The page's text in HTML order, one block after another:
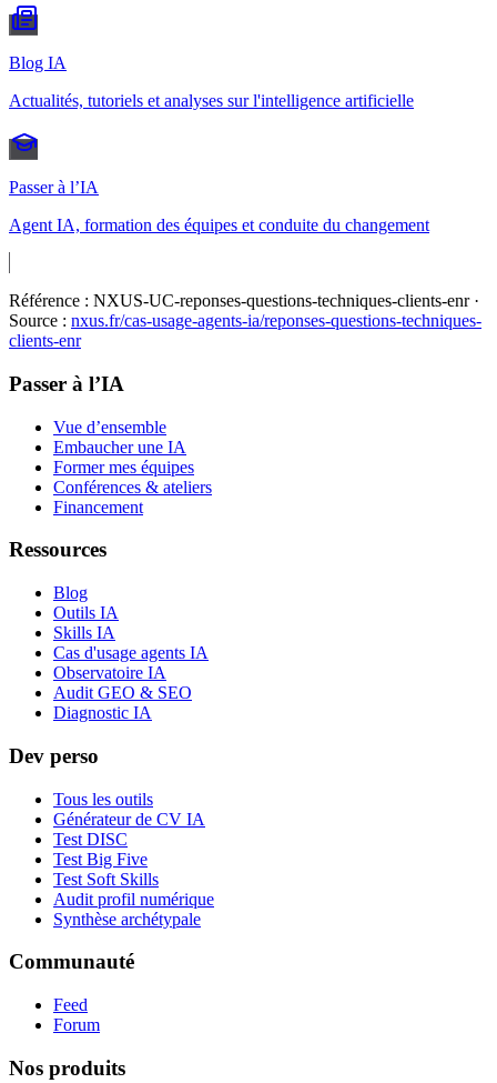
Blog IA
Actualités, tutoriels et analyses sur l'intelligence artificielle
Passer à l’IA
Agent IA, formation des équipes et conduite du changement
Référence : NXUS-UC-reponses-questions-techniques-clients-enr·
Source : nxus.fr/cas-usage-agents-ia/reponses-questions-techniques-
clients-enr
Passer à l’IA
Vue d’ensemble
Embaucher une IA
Former mes équipes
Conférences & ateliers
Financement
Ressources
Blog
Outils IA
Skills IA
Cas d'usage agents IA
Observatoire IA
Audit GEO & SEO
Diagnostic IA
Dev perso
Tous les outils
Générateur de CV IA
Test DISC
Test Big Five
Test Soft Skills
Audit profil numérique
Synthèse archétypale
Communauté
Feed
Forum
Nos produits